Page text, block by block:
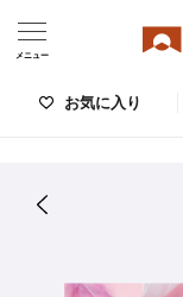
お気に入り
メニュー
デザインをみる